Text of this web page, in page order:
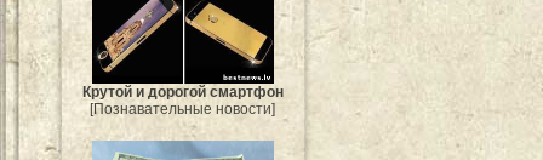
Крутой и дорогой смартфон
[Познавательные новости]